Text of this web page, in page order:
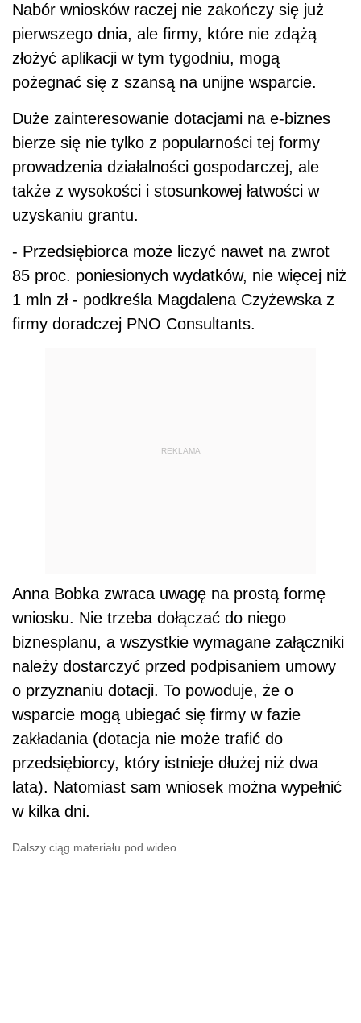
Nabór wniosków raczej nie zakończy się już
pierwszego dnia, ale firmy, które nie zdążą
złożyć aplikacji w tym tygodniu, mogą
pożegnać się z szansą na unijne wsparcie.
Duże zainteresowanie dotacjami na e-biznes
bierze się nie tylko z popularności tej formy
prowadzenia działalności gospodarczej, ale
także z wysokości i stosunkowej łatwości w
uzyskaniu grantu.
- Przedsiębiorca może liczyć nawet na zwrot
85 proc. poniesionych wydatków, nie więcej niż
1 mln zł - podkreśla Magdalena Czyżewska z
firmy doradczej PNO Consultants.
REKLAMA
Anna Bobka zwraca uwagę na prostą formę
wniosku. Nie trzeba dołączać do niego
biznesplanu, a wszystkie wymagane załączniki
należy dostarczyć przed podpisaniem umowy
o przyznaniu dotacji. To powoduje, że o
wsparcie mogą ubiegać się firmy w fazie
zakładania (dotacja nie może trafić do
przedsiębiorcy, który istnieje dłużej niż dwa
lata). Natomiast sam wniosek można wypełnić
w kilka dni.
Dalszy ciąg materiału pod wideo